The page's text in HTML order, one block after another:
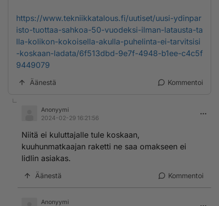
https://www.tekniikkatalous.fi/uutiset/uusi-ydinpar
isto-tuottaa-sahkoa-50-vuodeksi-ilman-latausta-ta
lla-kolikon-kokoisella-akulla-puhelinta-ei-tarvitsisi
-koskaan-ladata/6f513dbd-9e7f-4948-b1ee-c4c5f
9449079
Äänestä Kommentoi
Anonyymi
2024-02-29 16:21:56
Niitä ei kuluttajalle tule koskaan,
kuuhunmatkaajan raketti ne saa omakseen ei
lidlin asiakas.
Äänestä Kommentoi
Anonyymi